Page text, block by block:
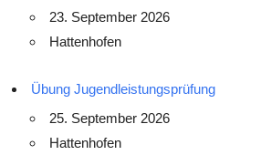
23. September 2026
Hattenhofen
Übung Jugendleistungsprüfung
25. September 2026
Hattenhofen